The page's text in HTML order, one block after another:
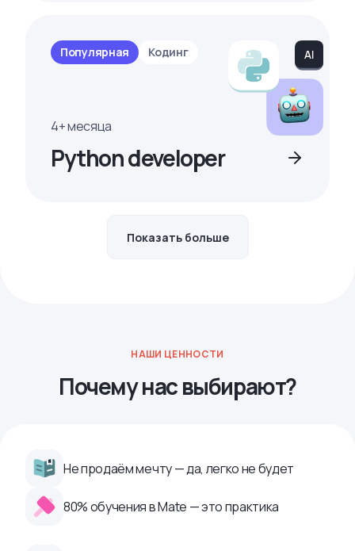
Популярная Кодинг
4+ месяца
Python developer
Показать больше
НАШИ ЦЕННОСТИ
Почему нас выбирают?
Не продаём мечту — да, легко не будет
80% обучения в Mate — это практика